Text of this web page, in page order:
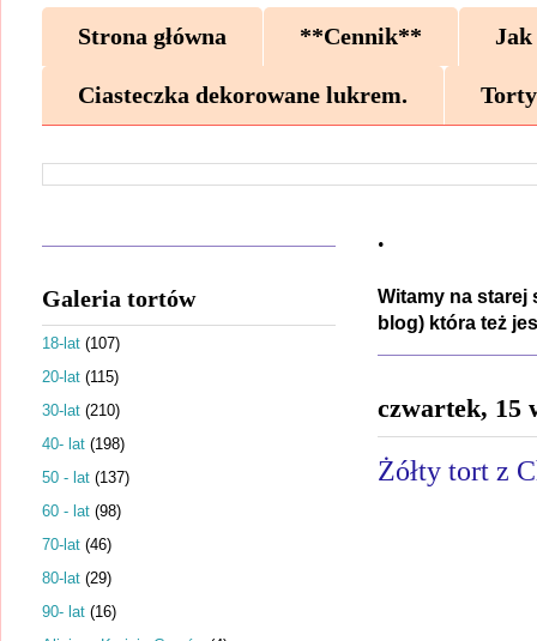
Strona główna **Cennik** Jak
Ciasteczka dekorowane lukrem.
.
Witamy na starej
blog) która też
czwartek, 15
Żółty tort z
Galeria tortów
18-lat (107)
20-lat (115)
30-lat (210)
40- lat (198)
50 - lat (137)
60 - lat (98)
70-lat (46)
80-lat (29)
90- lat (16)